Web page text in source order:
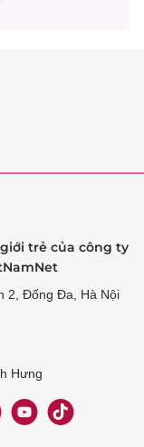
trẻ của công ty
2, Đống Đa, Hà Nội
Hưng